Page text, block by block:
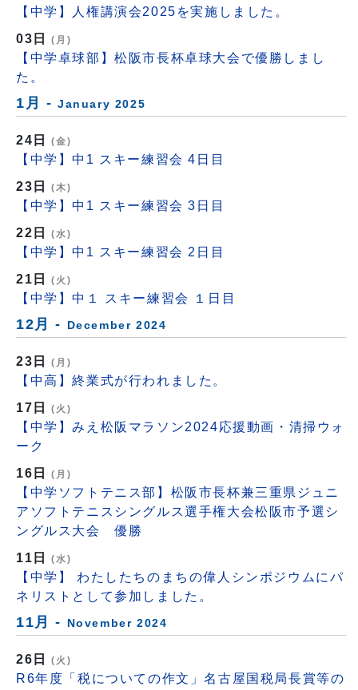
【中学】人権講演会2025を実施しました。
03日(月)
【中学卓球部】松阪市長杯卓球大会で優勝しまし
た。
1月 - January 2025
24日(金)
【中学】中1 スキー練習会 4日目
23日(木)
【中学】中1 スキー練習会 3日目
22日(水)
【中学】中1 スキー練習会 2日目
21日(火)
【中学】中１ スキー練習会 １日目
12月 - December 2024
23日(月)
【中高】終業式が行われました。
17日(火)
【中学】みえ松阪マラソン2024応援動画・清掃ウォ
ーク
16日(月)
【中学ソフトテニス部】松阪市長杯兼三重県ジュニ
アソフトテニスシングルス選手権大会松阪市予選シ
ングルス大会 優勝
11日(水)
【中学】 わたしたちのまちの偉人シンポジウムにパ
ネリストとして参加しました。
11月 - November 2024
26日(火)
R6年度「税についての作文」名古屋国税局長賞等の